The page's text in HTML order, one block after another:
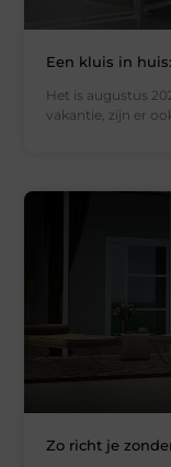
Een kluis in
Het is augustus
vakantie, zijn er
Zo richt je